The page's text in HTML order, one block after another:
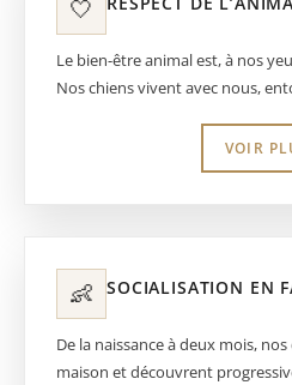
🤍
Le bien-être animal est, à nos
Nos chiens vivent avec nous, entourés d’attention, de
toujours par des parents heureux
VOIR
👶 SOCIALISATION EN
De la naissance à deux mois,
maison et découvrent progressivement les bruits du